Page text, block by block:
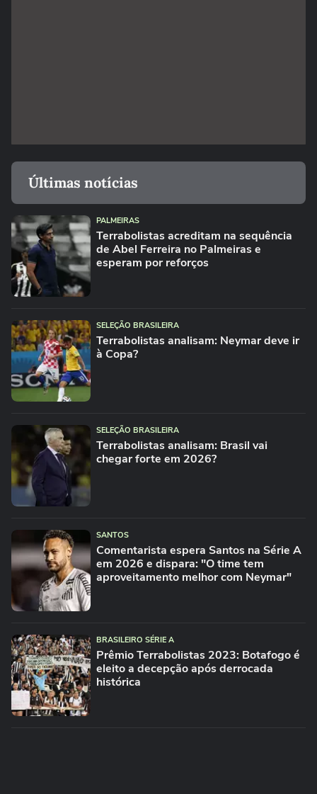
Últimas notícias
PALMEIRAS
Terrabolistas acreditam na sequência
de Abel Ferreira no Palmeiras e
esperam por reforços
SELEÇÃO BRASILEIRA
Terrabolistas analisam: Neymar deve ir
à Copa?
SELEÇÃO BRASILEIRA
Terrabolistas analisam: Brasil vai
chegar forte em 2026?
SANTOS
Comentarista espera Santos na Série A
em 2026 e dispara: "O time tem
aproveitamento melhor com Neymar"
BRASILEIRO SÉRIE A
Prêmio Terrabolistas 2023: Botafogo é
eleito a decepção após derrocada
histórica